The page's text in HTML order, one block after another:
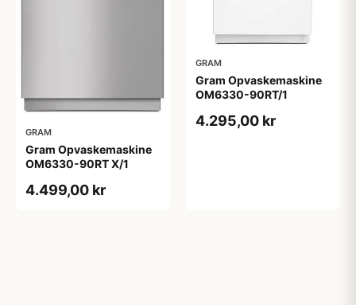
GRAM
Gram Opvaskemaskine
OM6330-90RT X/1
4.499,00 kr
GRAM
Gram Opvaskemaskine
OM6330-90RT/1
4.295,00 kr